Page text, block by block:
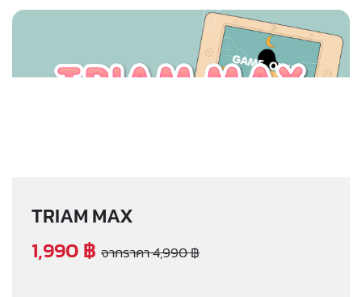
TRIAM MAX
1,990 ฿ จากราคา 4,990 ฿